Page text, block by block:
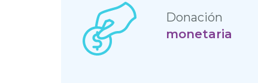
Donación
monetaria